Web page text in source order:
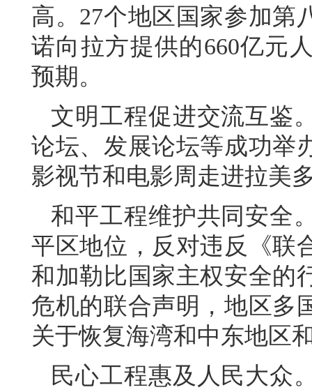
高。27个地区国家参加第
诺向拉方提供的660亿元
预期。
文明工程促进交流互鉴
论坛、发展论坛等成功举
影视节和电影周走进拉美
和平工程维护共同安全
平区地位，反对违反《联
和加勒比国家主权安全的
危机的联合声明，地区多
关于恢复海湾和中东地区
民心工程惠及人民大众